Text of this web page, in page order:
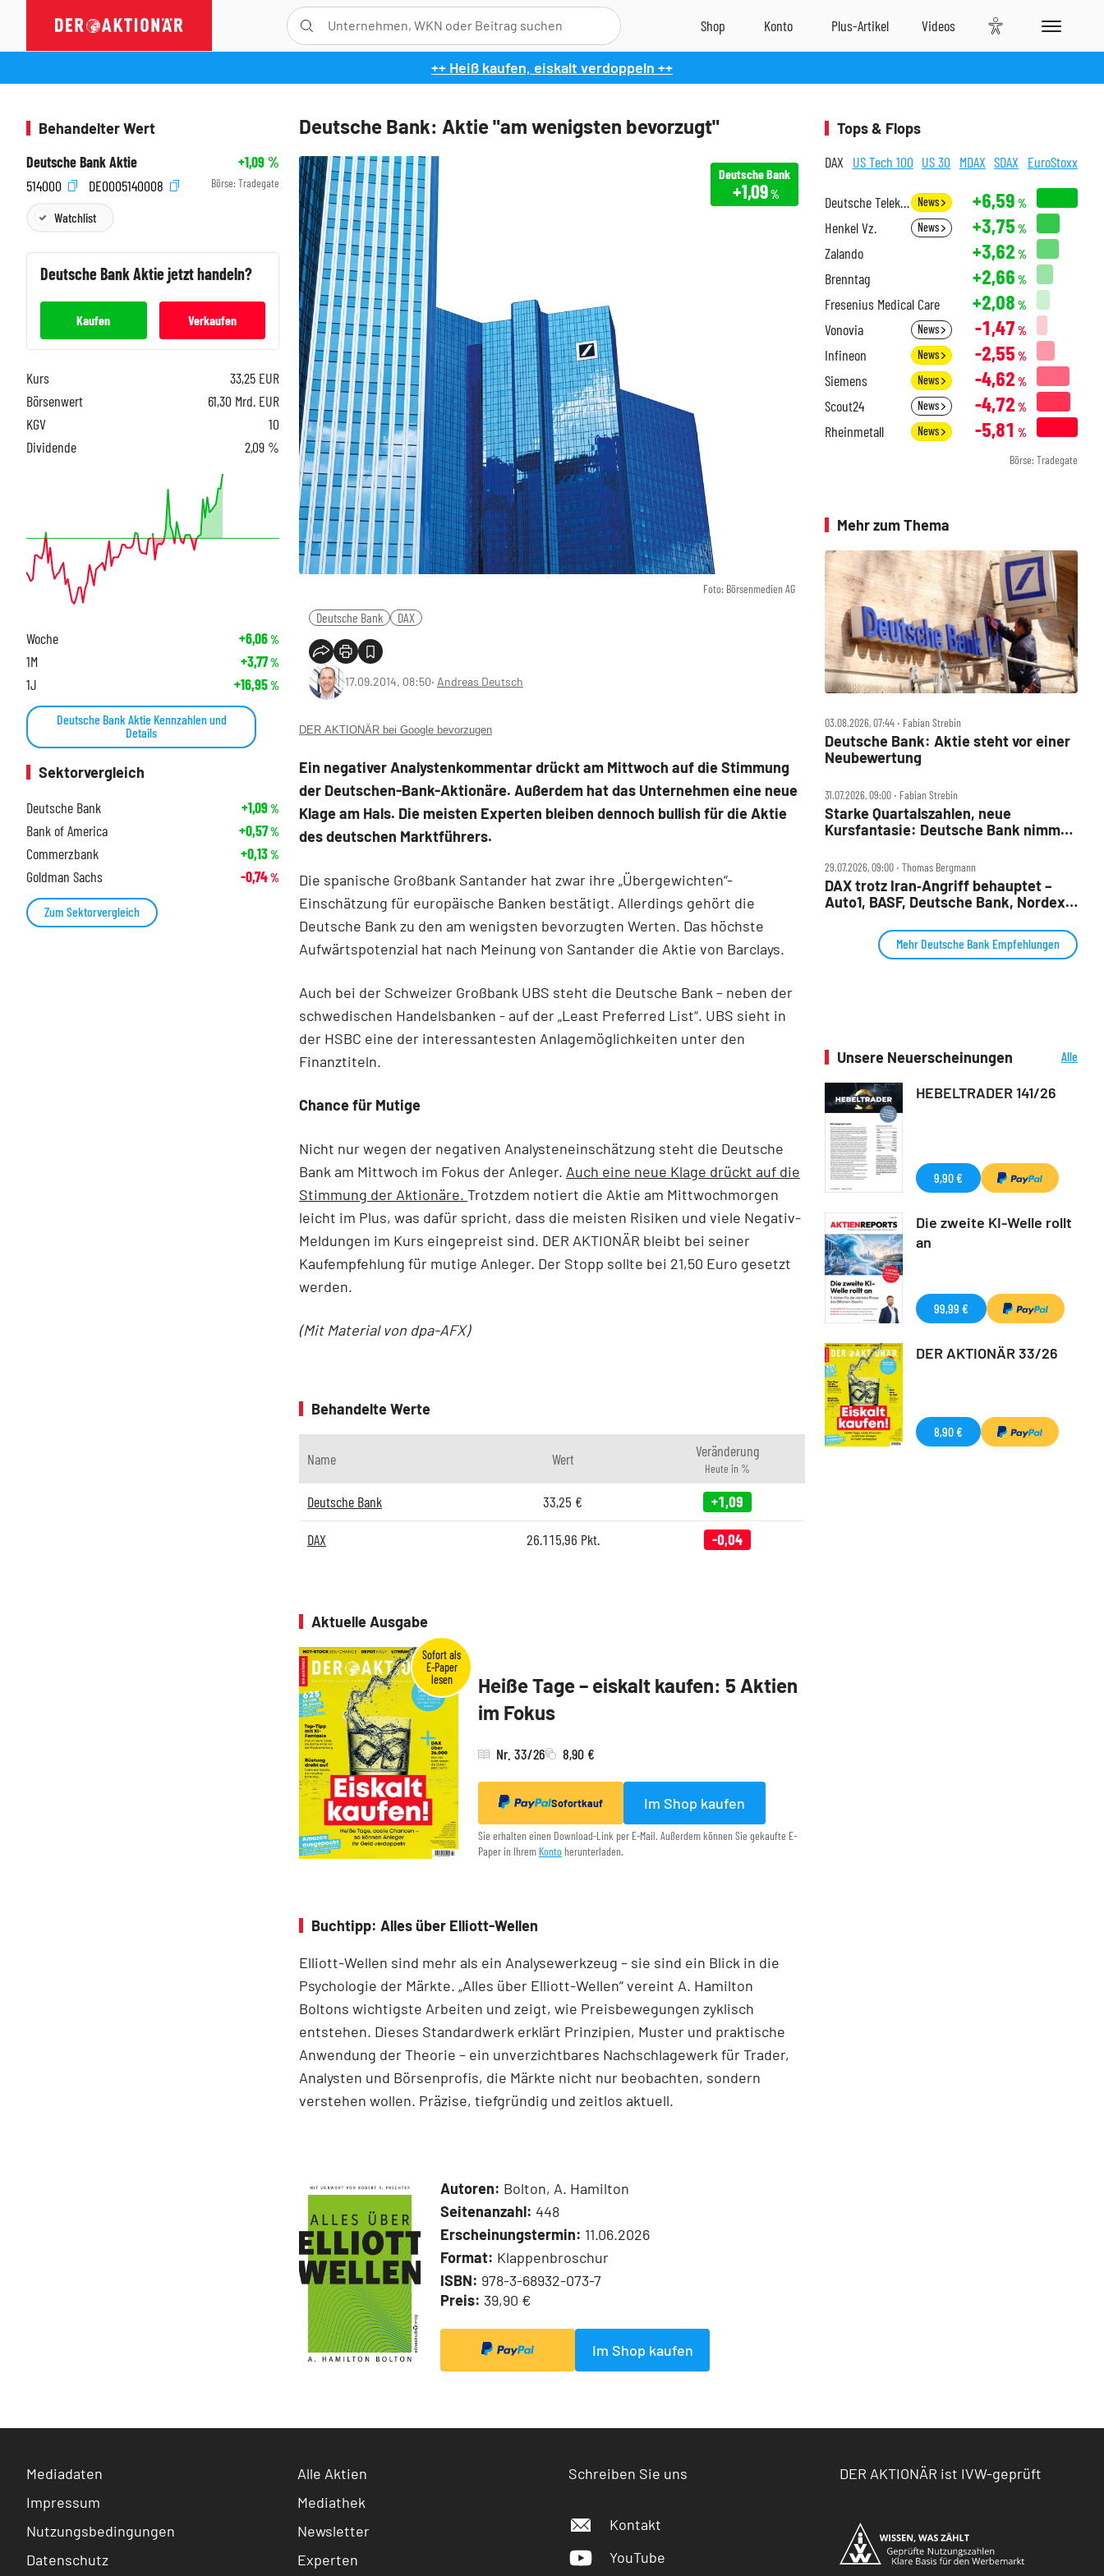
++ Heiß kaufen, eiskalt verdoppeln ++
Deutsche Bank: Aktie "am wenigsten bevorzugt"
Foto: Börsenmedien AG
Deutsche Bank
+1,09%
Deutsche Bank DAX
17.09.2014, 08:50‧ Andreas Deutsch
DER AKTIONÄR bei Google bevorzugen
Ein negativer Analystenkommentar drückt am Mittwoch auf die Stimmung
der Deutschen-Bank-Aktionäre. Außerdem hat das Unternehmen eine neue
Klage am Hals. Die meisten Experten bleiben dennoch bullish für die Aktie
des deutschen Marktführers.
Die spanische Großbank Santander hat zwar ihre „Übergewichten“-
Einschätzung für europäische Banken bestätigt. Allerdings gehört die
Deutsche Bank zu den am wenigsten bevorzugten Werten. Das höchste
Aufwärtspotenzial hat nach Meinung von Santander die Aktie von Barclays.
Auch bei der Schweizer Großbank UBS steht die Deutsche Bank – neben der
schwedischen Handelsbanken - auf der „Least Preferred List“. UBS sieht in
der HSBC eine der interessantesten Anlagemöglichkeiten unter den
Finanztiteln.
Chance für Mutige
Nicht nur wegen der negativen Analysteneinschätzung steht die Deutsche
Bank am Mittwoch im Fokus der Anleger. Auch eine neue Klage drückt auf die
Stimmung der Aktionäre. Trotzdem notiert die Aktie am Mittwochmorgen
leicht im Plus, was dafür spricht, dass die meisten Risiken und viele Negativ-
Meldungen im Kurs eingepreist sind. DER AKTIONÄR bleibt bei seiner
Kaufempfehlung für mutige Anleger. Der Stopp sollte bei 21,50 Euro gesetzt
werden.
(Mit Material von dpa-AFX)
Behandelte Werte
Name Wert Veränderung
Heute in %
Deutsche Bank 33,25 € +1,09
DAX 26.115,96 Pkt. -0,04
Aktuelle Ausgabe
Heiße Tage – eiskalt kaufen: 5 Aktien
im Fokus
Nr. 33/26 8,90 €
Sofortkauf Im Shop kaufen
Sie erhalten einen Download-Link per E-Mail. Außerdem können Sie gekaufte E-
Paper in Ihrem Konto herunterladen.
Buchtipp: Alles über Elliott-Wellen
Elliott-Wellen sind mehr als ein Analysewerkzeug – sie sind ein Blick in die
Psychologie der Märkte. „Alles über Elliott-Wellen“ vereint A. Hamilton
Boltons wichtigste Arbeiten und zeigt, wie Preisbewegungen zyklisch
entstehen. Dieses Standardwerk erklärt Prinzipien, Muster und praktische
Anwendung der Theorie – ein unverzichtbares Nachschlagewerk für Trader,
Analysten und Börsenprofis, die Märkte nicht nur beobachten, sondern
verstehen wollen. Präzise, tiefgründig und zeitlos aktuell.
Autoren: Bolton, A. Hamilton
Seitenanzahl: 448
Erscheinungstermin: 11.06.2026
Format: Klappenbroschur
ISBN: 978-3-68932-073-7
Preis: 39,90 €
Im Shop kaufen
Behandelter Wert
Deutsche Bank Aktie
+1,09%
514000
DE0005140008 Börse: Tradegate
Watchlist
Deutsche BankAktie jetzt handeln?
Kaufen Verkaufen
Kurs 33,25 EUR
Börsenwert
61,30 Mrd. EUR
KGV
10
Dividende
2,09 %
Woche +6,06%
1M +3,77%
1J +16,95%
Deutsche Bank Aktie Kennzahlen und
Details
Sektorvergleich
Deutsche Bank
+1,09%
Bank of America +0,57%
Commerzbank +0,13%
Goldman Sachs -0,74%
Zum Sektorvergleich
Tops & Flops
DAX US Tech 100 US 30 MDAX SDAX EuroStoxx
Deutsche Telekom News +6,59 %
Henkel Vz. News +3,75 %
Zalando +3,62 %
Brenntag +2,66 %
Fresenius Medical Care +2,08 %
Vonovia News -1,47 %
Infineon News -2,55 %
Siemens News -4,62 %
Scout24 News -4,72 %
Rheinmetall News -5,81 %
Börse: Tradegate
Mehr zum Thema
03.08.2026, 07:44 ‧ Fabian Strebin
Deutsche Bank: Aktie steht vor einer
Neubewertung
31.07.2026, 09:00 ‧ Fabian Strebin
Starke Quartalszahlen, neue
Kursfantasie: Deutsche Bank nimmt
29.07.2026, 09:00 ‧ Thomas Bergmann
DAX trotz Iran‑Angriff behauptet –
Auto1, BASF, Deutsche Bank, Nordex,
Mehr Deutsche Bank Empfehlungen
Unsere Neuerscheinungen
Alle
HEBELTRADER 141/26
9,90 €
Die zweite KI-Welle rollt
an
99,99 €
DER AKTIONÄR 33/26
8,90 €
Mediadaten
Impressum
Nutzungsbedingungen
Datenschutz
Alle Aktien
Mediathek
Newsletter
Experten
Schreiben Sie uns
Kontakt
YouTube
DER AKTIONÄR ist IVW-geprüft